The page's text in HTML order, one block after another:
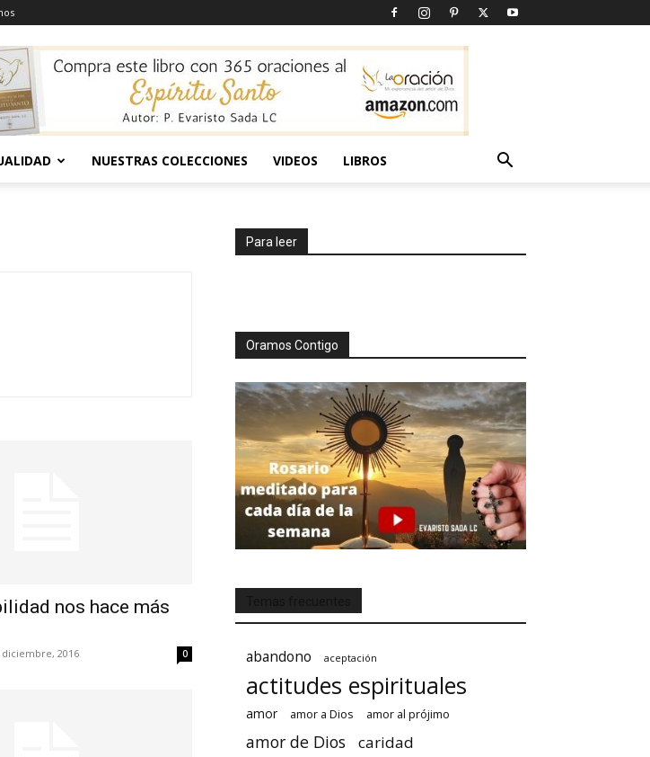
NUESTRAS COLECCIONES VIDEOS LIBROS
nos hace más
diciembre, 2016 0
Para leer
Oramos Contigo
abandono aceptación
actitudes espirituales
amor amor a Dios amor al prójimo
amor de Dios caridad